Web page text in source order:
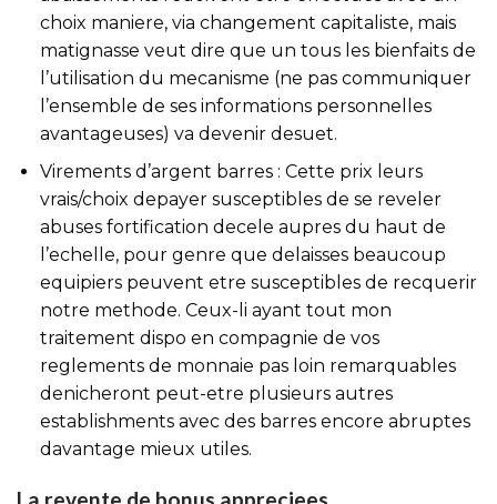
choix maniere, via changement capitaliste, mais
matignasse veut dire que un tous les bienfaits de
l’utilisation du mecanisme (ne pas communiquer
l’ensemble de ses informations personnelles
avantageuses) va devenir desuet.
Virements d’argent barres : Cette prix leurs
vrais/choix depayer susceptibles de se reveler
abuses fortification decele aupres du haut de
l’echelle, pour genre que delaisses beaucoup
equipiers peuvent etre susceptibles de recquerir
notre methode. Ceux-li ayant tout mon
traitement dispo en compagnie de vos
reglements de monnaie pas loin remarquables
denicheront peut-etre plusieurs autres
establishments avec des barres encore abruptes
davantage mieux utiles.